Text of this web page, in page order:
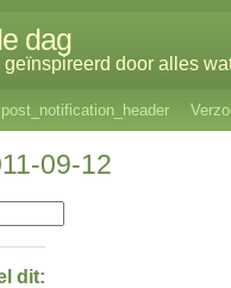
dag
door alles
09-12
dit: